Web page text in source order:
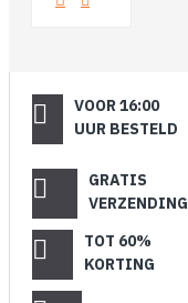
VOOR 16:00
UUR BESTELD
GRATIS
VERZENDING
TOT 60%
KORTING